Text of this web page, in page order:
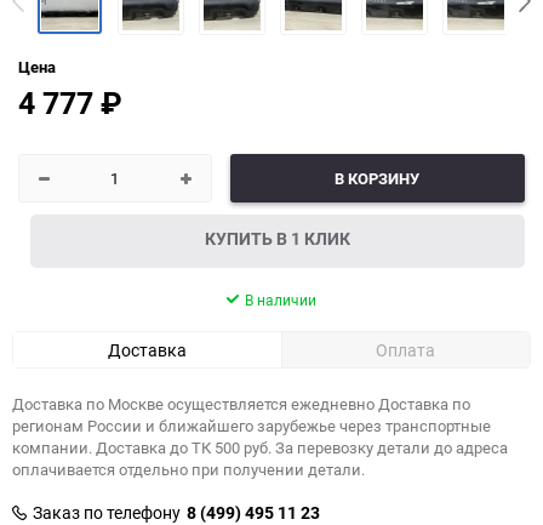
Цена
4 777₽
В КОРЗИНУ
КУПИТЬ В 1 КЛИК
В наличии
Доставка Оплата
Доставка по Москве осуществляется ежедневно Доставка по
регионам России и ближайшего зарубежье через транспортные
компании. Доставка до ТК 500 руб. За перевозку детали до адреса
оплачивается отдельно при получении детали.
Заказ по телефону 8 (499) 495 11 23